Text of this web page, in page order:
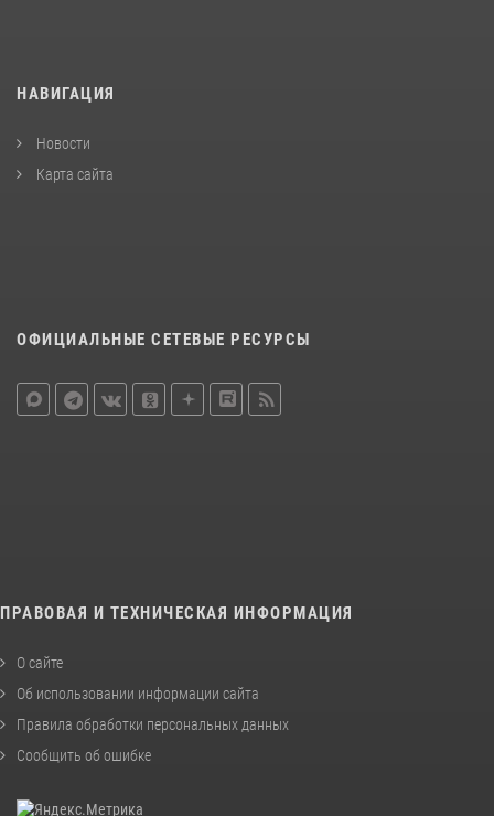
НАВИГАЦИЯ
Новости
Карта сайта
ОФИЦИАЛЬНЫЕ СЕТЕВЫЕ РЕСУРСЫ
ПРАВОВАЯ И ТЕХНИЧЕСКАЯ ИНФОРМАЦИЯ
О сайте
Об использовании информации сайта
Правила обработки персональных данных
Сообщить об ошибке